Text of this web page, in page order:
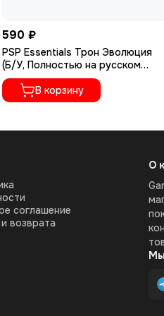
590 ₽
PSP Essentials Трон Эволюция
(Б/У, Полностью на русском
языке, ULES-01495)
В корзину
соглашение
возврата
О
Мы